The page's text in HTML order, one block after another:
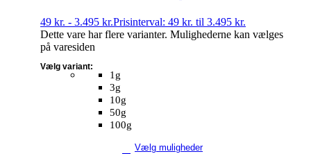
49 kr. - 3.495 kr.Prisinterval: 49 kr. til 3.495 kr.
1g
3g
10g
50g
100g
Vælg variant:
Vælg muligheder
Dette vare har flere varianter. Mulighederne kan vælges
på varesiden